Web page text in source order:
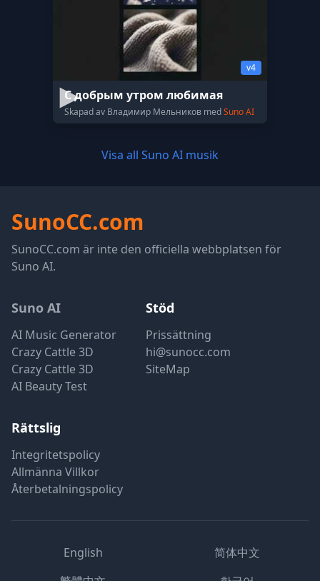
v4
С добрым утром любимая
Skapad av Владимир Мельников medSuno AI
Visa all Suno AI musik
SunoCC.com
SunoCC.com är inte den officiella webbplatsen för
Suno AI.
Suno AI
AI Music Generator
Crazy Cattle 3D
Crazy Cattle 3D
AI Beauty Test
Stöd
Prissättning
hi@sunocc.com
SiteMap
Rättslig
Integritetspolicy
Allmänna Villkor
Återbetalningspolicy
English
简体中文